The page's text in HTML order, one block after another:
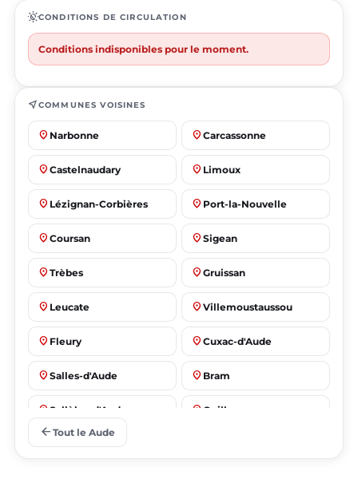
routineCONDITIONS DE CIRCULATION
Conditions indisponibles pour le moment.
near_meCOMMUNES VOISINES
place Narbonne place Carcassonne
place Castelnaudary place Limoux
place Lézignan-Corbières place Port-la-Nouvelle
place Coursan place Sigean
place Trèbes place Gruissan
place Leucate place Villemoustaussou
place Fleury place Cuxac-d'Aude
place Salles-d'Aude place Bram
place Sallèles-d'Aude place Quillan
arrow_back Tout le Aude